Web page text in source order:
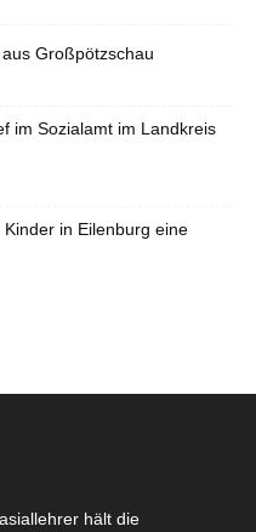
Großpötzschau
im Sozialamt im Landkreis
in Eilenburg eine
hält die